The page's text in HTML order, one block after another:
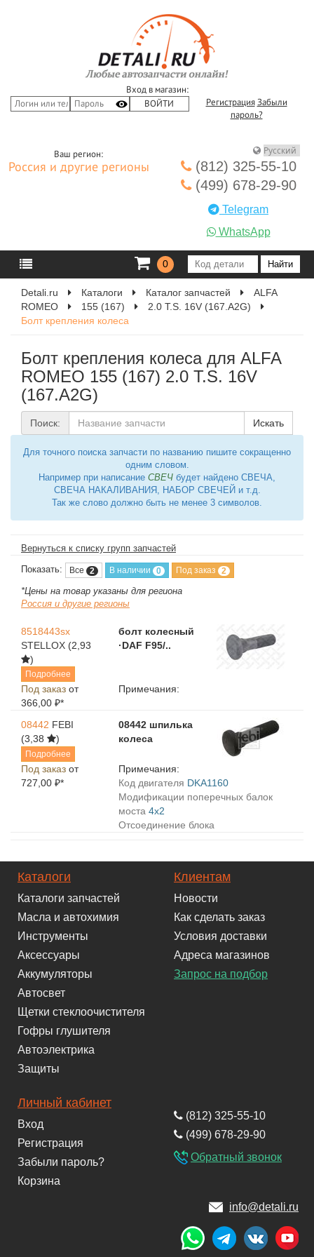
Вход в магазин:
Регистрация Забыли
пароль?
Ваш регион:
Россия и другие регионы
(812) 325-55-10
(499) 678-29-90
Telegram
WhatsApp
0
Detali.ru Каталоги Каталог запчастей
ALFA
ROMEO
155 (167)
2.0 T.S. 16V (167.A2G)
Болт крепления колеса
Болт крепления колеса для ALFA
ROMEO 155 (167) 2.0 T.S. 16V
(167.A2G)
Поиск: Искать
Для точного поиска запчасти по названию пишите сокращенно
одним словом.
Например при написание СВЕЧ будет найдено СВЕЧА,
СВЕЧА НАКАЛИВАНИЯ, НАБОР СВЕЧЕЙ и т.д.
Так же слово должно быть не менее 3 символов.
Вернуться к списку групп запчастей
Показать: Все 2 В наличии 0 Под заказ 2
*Цены на товар указаны для региона
Россия и другие регионы
8518443sx
STELLOX (2,93
)
Подробнее
болт колесный
·DAF F95/..
Под заказ от
366,00 ₽*
Примечания:
08442 FEBI
(3,38
)
Подробнее
08442 шпилька
колеса
Под заказ от
727,00 ₽*
Примечания:
Код двигателя DKA1160
Модификации поперечных балок
моста 4x2
Отсоединение блока
Каталоги
Каталоги запчастей
Масла и автохимия
Инструменты
Аксессуары
Аккумуляторы
Автосвет
Щетки стеклоочистителя
Гофры глушителя
Автоэлектрика
Защиты
Клиентам
Новости
Как сделать заказ
Условия доставки
Адреса магазинов
Запрос на подбор
Личный кабинет
Вход
Регистрация
Забыли пароль?
Корзина
(812) 325-55-10
(499) 678-29-90
Обратный звонок
info@detali.ru